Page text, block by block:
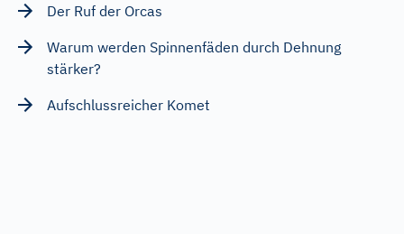
Der Ruf der Orcas
Warum werden Spinnenfäden durch Dehnung
stärker?
Aufschlussreicher Komet